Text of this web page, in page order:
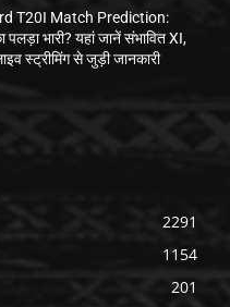
T20I Match Prediction:
भारी? यहां जानें संभावित XI,
स्ट्रीमिंग से जुड़ी जानकारी
2291
1154
201